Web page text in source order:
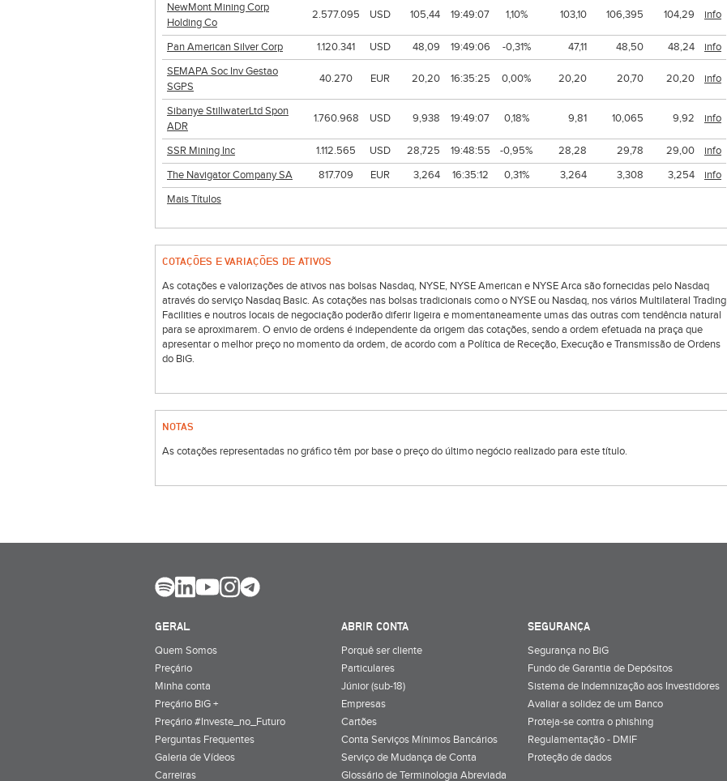
NewMont Mining Corp
Holding Co
2.577.095 USD 105,44 19:49:07 1,10% 103,10 106,395 104,29 info
Pan American Silver Corp 1.120.341 USD 48,09 19:49:06 -0,31% 47,11 48,50 48,24
info
SEMAPA Soc Inv Gestao
SGPS
40.270 EUR 20,20 16:35:25 0,00% 20,20 20,70 20,20 info
Sibanye StillwaterLtd Spon
ADR
1.760.968 USD 9,938 19:49:07 0,18% 9,81 10,065 9,92 info
SSR Mining Inc 1.112.565 USD 28,725 19:48:55 -0,95% 28,28 29,78 29,00
info
The Navigator Company SA
817.709 EUR 3,264 16:35:12 0,31% 3,264 3,308 3,254
info
Mais Títulos
COTAÇÕES E VARIAÇÕES DE ATIVOS
As cotações e valorizações de ativos nas bolsas Nasdaq, NYSE, NYSE American e NYSE Arca são fornecidas pelo Nasdaq
através do serviço Nasdaq Basic. As cotações nas bolsas tradicionais como o NYSE ou Nasdaq, nos vários Multilateral Trading
Facilities e noutros locais de negociação poderão diferir ligeira e momentaneamente umas das outras com tendência natural
para se aproximarem. O envio de ordens é independente da origem das cotações, sendo a ordem efetuada na praça que
apresentar o melhor preço no momento da ordem, de acordo com a Política de Receção, Execução e Transmissão de Ordens
do BiG.
NOTAS
As cotações representadas no gráfico têm por base o preço do último negócio realizado para este título.
GERAL
Quem Somos
Preçário
Minha conta
Preçário BiG +
Preçário #Investe_no_Futuro
Perguntas Frequentes
Galeria de Vídeos
Carreiras
ABRIR CONTA
Porquê ser cliente
Particulares
Júnior (sub-18)
Empresas
Cartões
Conta Serviços Mínimos Bancários
Serviço de Mudança de Conta
Glossário de Terminologia Abreviada
SEGURANÇA
Segurança no BiG
Fundo de Garantia de Depósitos
Sistema de Indemnização aos Investidores
Avaliar a solidez de um Banco
Proteja-se contra o phishing
Regulamentação - DMIF
Proteção de dados